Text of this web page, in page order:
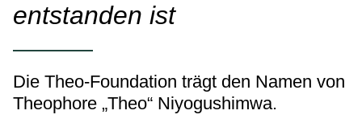
entstanden ist
Die Theo-Foundation trägt den Namen von
Theophore „Theo“ Niyogushimwa.